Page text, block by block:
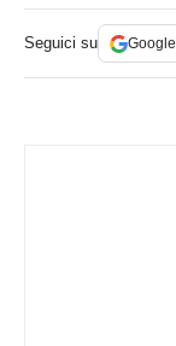
Seguici su Google